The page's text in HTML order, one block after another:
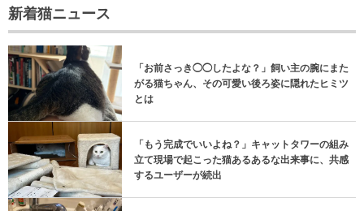
新着猫ニュース
「お前さっき◯◯したよな？」飼い主の腕にまた
がる猫ちゃん、その可愛い後ろ姿に隠れたヒミツ
とは
「もう完成でいいよね？」キャットタワーの組み
立て現場で起こった猫あるあるな出来事に、共感
するユーザーが続出